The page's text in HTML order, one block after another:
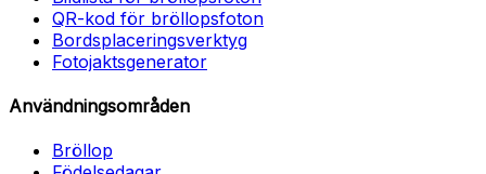
QR-kod för bröllopsfoton
Bordsplaceringsverktyg
Fotojaktsgenerator
Användningsområden
Bröllop